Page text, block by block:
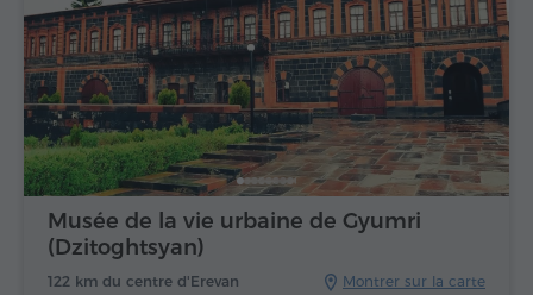
Montrer sur la carte
122 km du centre d'Erevan
Musée de la vie urbaine de Gyumri
(Dzitoghtsyan)